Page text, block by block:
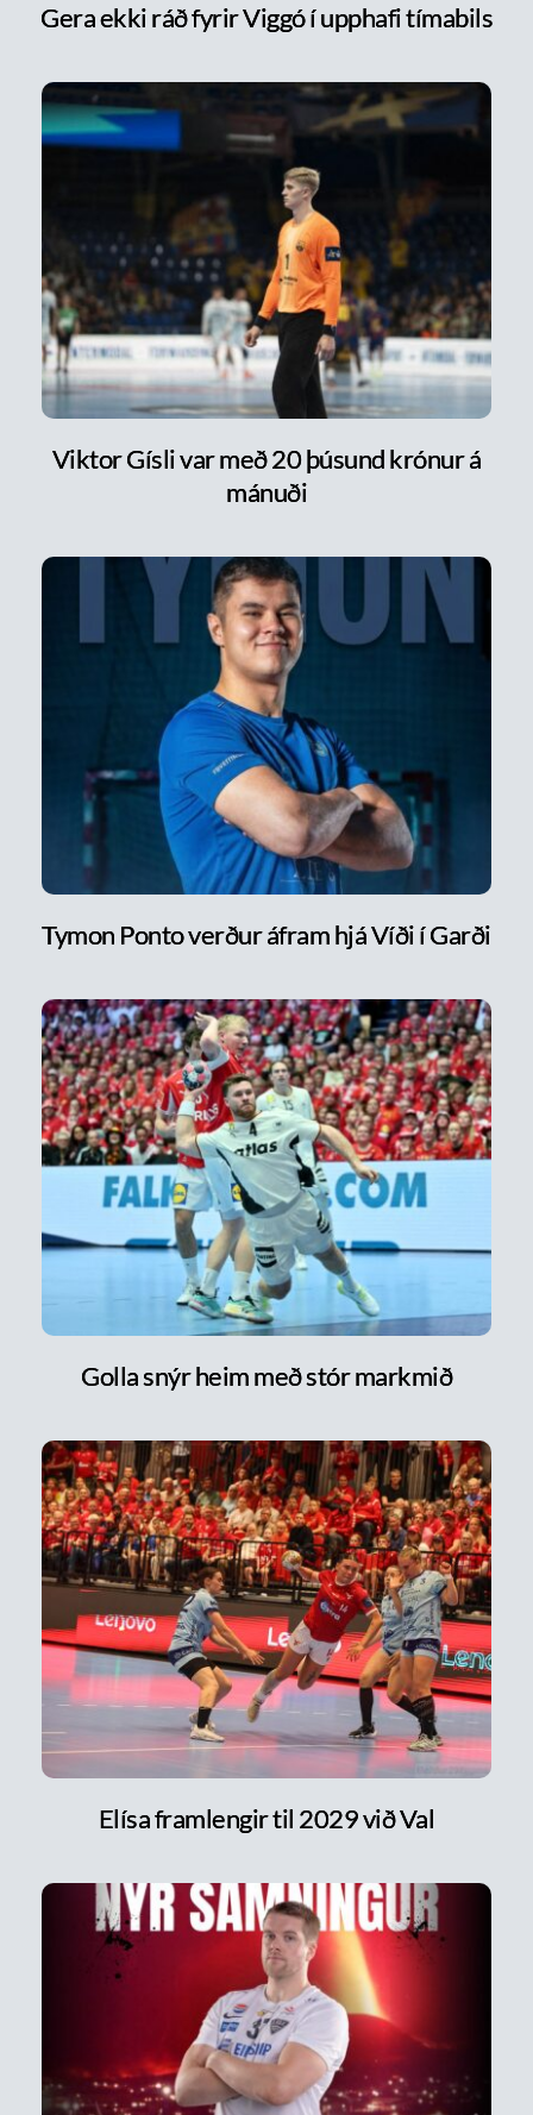
Gera ekki ráð fyrir Viggó í upphafi tímabils
Viktor Gísli var með 20 þúsund krónur á
mánuði
Tymon Ponto verður áfram hjá Víði í Garði
Golla snýr heim með stór markmið
Elísa framlengir til 2029 við Val